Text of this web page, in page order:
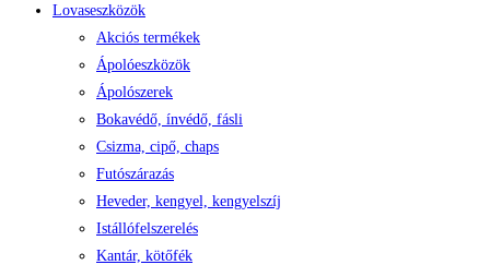
Lovaseszközök
Akciós termékek
Ápolóeszközök
Ápolószerek
Bokavédő, ínvédő, fásli
Csizma, cipő, chaps
Futószárazás
Heveder, kengyel, kengyelszíj
Istállófelszerelés
Kantár, kötőfék